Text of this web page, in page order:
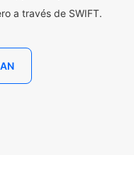
a través de SWIFT.